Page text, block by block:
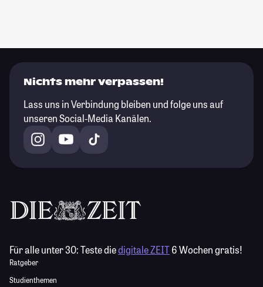
Nichts mehr verpassen!
Lass uns in Verbindung bleiben und folge uns auf
unseren Social-Media Kanälen.
Für alle unter 30:Teste diedigitale ZEIT6 Wochen gratis!
Ratgeber
Studienthemen